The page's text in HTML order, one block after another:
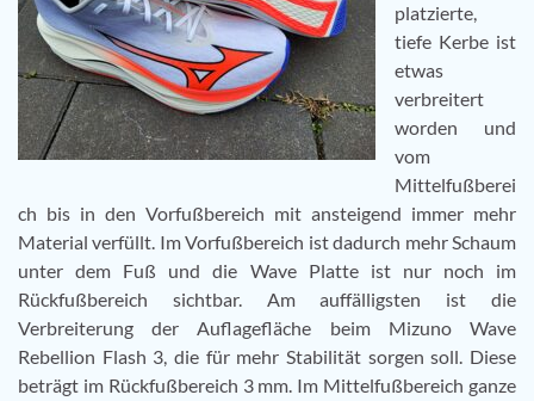
platzierte,
tiefe Kerbe ist
etwas
verbreitert
worden und
vom
Mittelfußberei
ch bis in den Vorfußbereich mit ansteigend immer mehr
Material verfüllt. Im Vorfußbereich ist dadurch mehr Schaum
unter dem Fuß und die Wave Platte ist nur noch im
Rückfußbereich sichtbar. Am auffälligsten ist die
Verbreiterung der Auflagefläche beim Mizuno Wave
Rebellion Flash 3, die für mehr Stabilität sorgen soll. Diese
beträgt im Rückfußbereich 3 mm. Im Mittelfußbereich ganze